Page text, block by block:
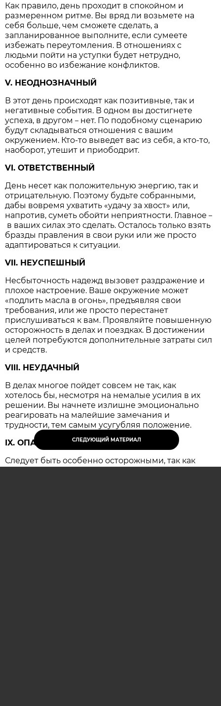
СЛЕДУЮЩИЙ МАТЕРИАЛ
Как правило, день проходит в спокойном и
размеренном ритме. Вы вряд ли возьмете на
себя больше, чем сможете сделать, а
запланированное выполните, если сумеете
избежать переутомления. В отношениях с
людьми пойти на уступки будет нетрудно,
особенно во избежание конфликтов.
V. НЕОДНОЗНАЧНЫЙ
В этот день происходят как позитивные, так и
негативные события. В одном вы достигнете
успеха, в другом– нет. По подобному сценарию
будут складываться отношения с вашим
окружением. Кто-то выведет вас из себя, а кто-то,
наоборот, утешит и приободрит.
VI. ОТВЕТСТВЕННЫЙ
День несет как положительную энергию, так и
отрицательную. Поэтому будьте собранными,
дабы вовремя ухватить «удачу за хвост» или,
напротив, суметь обойти неприятности. Главное–
в ваших силах это сделать. Осталось только взять
бразды правления в свои руки или же просто
адаптироваться к ситуации.
VII. НЕУСПЕШНЫЙ
Несбыточность надежд вызовет раздражение и
плохое настроение. Ваше окружение может
«подлить масла в огонь», предъявляя свои
требования, или же просто перестанет
прислушиваться к вам. Проявляйте повышенную
осторожность в делах и поездках. В достижении
целей потребуются дополнительные затраты сил
и средств.
VIII. НЕУДАЧНЫЙ
В делах многое пойдет совсем не так, как
хотелось бы, несмотря на немалые усилия в их
решении. Вы начнете излишне эмоционально
реагировать на малейшие замечания и
трудности, тем самым усугубляя положение.
IX. ОПАСНЫЙ
Следует быть особенно осторожными, так как